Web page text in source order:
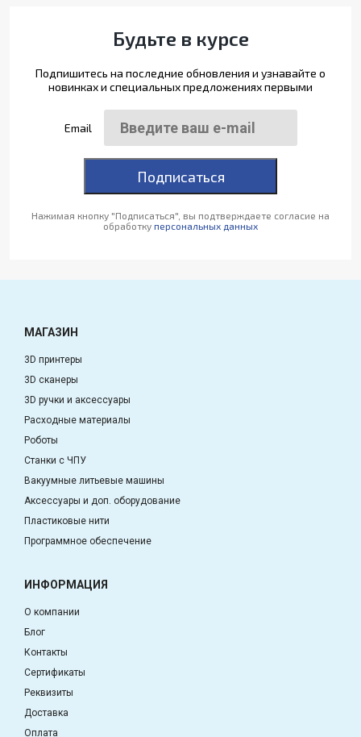
Будьте в курсе
Подпишитесь на последние обновления и узнавайте о
новинках и специальных предложениях первыми
Email
Подписаться
Нажимая кнопку "Подписаться", вы подтверждаете согласие на
обработку персональных данных
МАГАЗИН
3D принтеры
3D сканеры
3D ручки и аксессуары
Расходные материалы
Роботы
Станки с ЧПУ
Вакуумные литьевые машины
Аксессуары и доп. оборудование
Пластиковые нити
Программное обеспечение
ИНФОРМАЦИЯ
О компании
Блог
Контакты
Сертификаты
Реквизиты
Доставка
Оплата